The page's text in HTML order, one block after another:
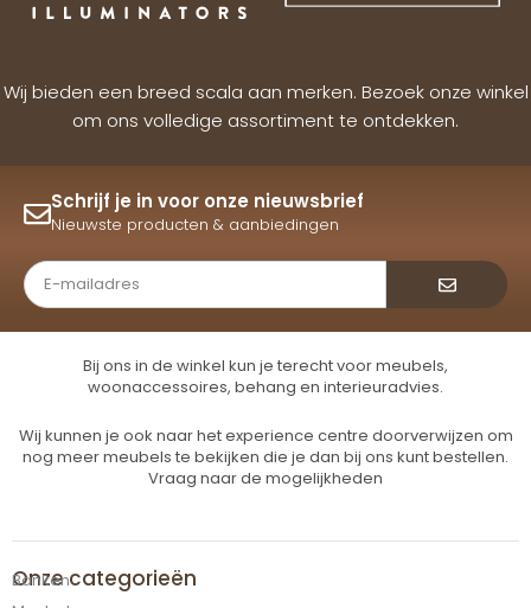
Wij bieden een breed scala aan merken. Bezoek onze winkel
om ons volledige assortiment te ontdekken.
Schrijf je in voor onze nieuwsbrief
Nieuwste producten & aanbiedingen
Bij ons in de winkel kun je terecht voor meubels,
woonaccessoires, behang en interieuradvies.
Wij kunnen je ook naar het experience centre doorverwijzen om
nog meer meubels te bekijken die je dan bij ons kunt bestellen.
Vraag naar de mogelijkheden
Onze categorieën
Banken